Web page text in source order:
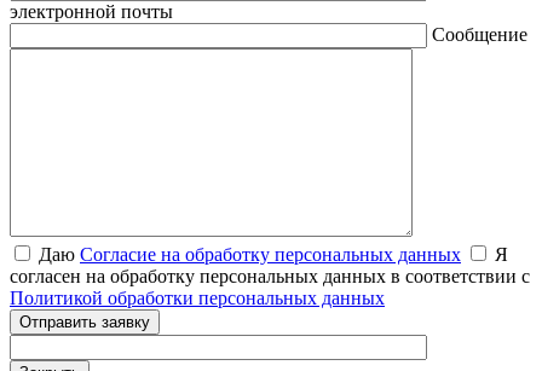
электронной почты
Сообщение
Даю Согласие на обработку персональных данных
Я
согласен на обработку персональных данных в соответствии с
Политикой обработки персональных данных
Отправить заявку